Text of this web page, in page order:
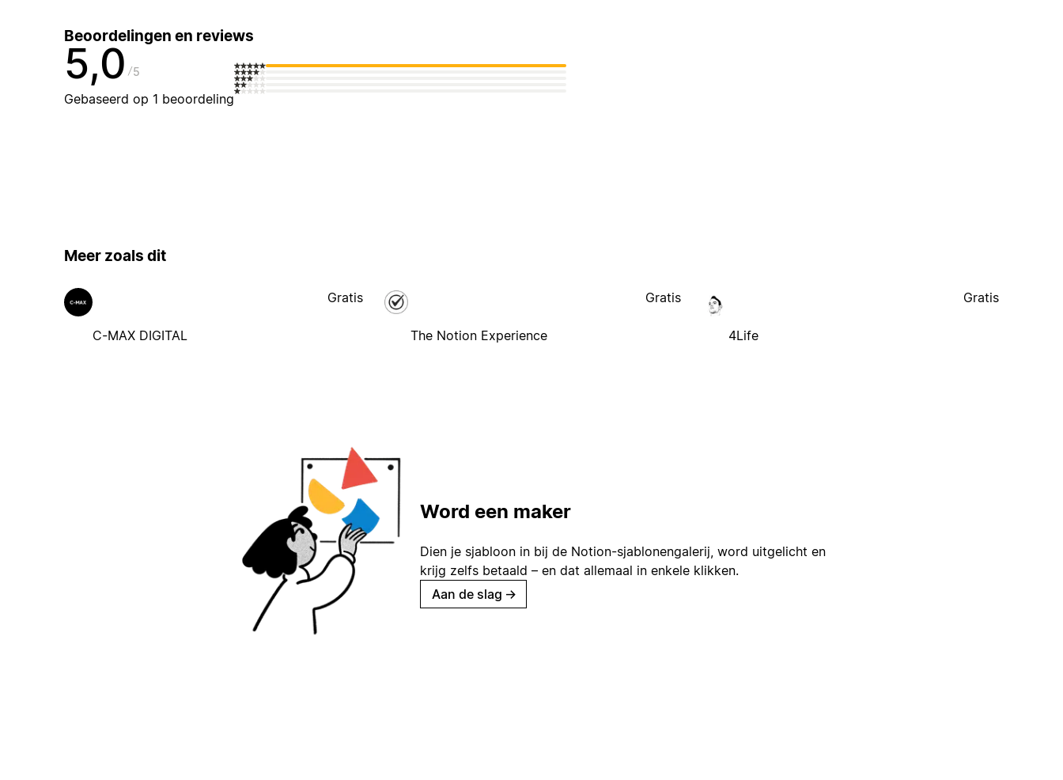
Beoordelingen en reviews
5,0 5
Gebaseerd op 1 beoordeling
Meer zoals dit
C-MAX DIGITAL
Gratis
The Notion Experience
Gratis
4Life
Gratis
Word een maker
Dien je sjabloon in bij de Notion-sjablonengalerij, word uitgelicht en
krijg zelfs betaald – en dat allemaal in enkele klikken.
Aan de slag →